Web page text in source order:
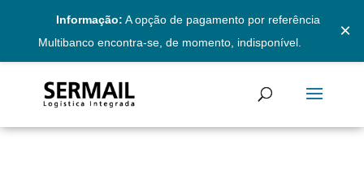
Informação: A opção de pagamento por referência
Multibanco encontra-se, de momento, indisponível.
×